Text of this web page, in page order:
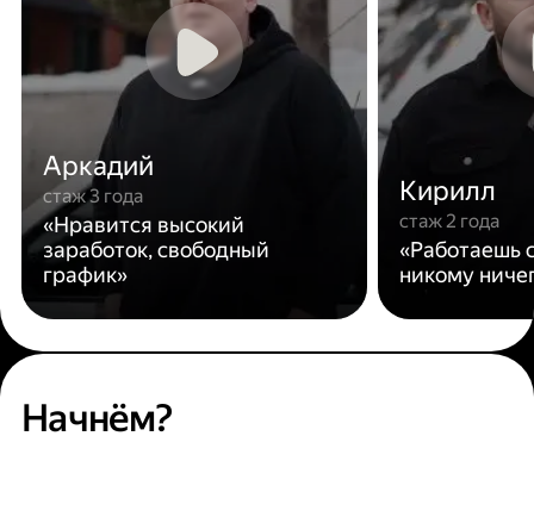
Аркадий
стаж 3 года
«Нравится высокий
заработок, свободный
график»
Кирилл
стаж 2 года
«Работаешь
никому
Начнём?